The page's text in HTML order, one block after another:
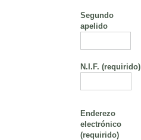
Segundo
apelido
N.I.F. (requirido)
Enderezo
electrónico
(requirido)